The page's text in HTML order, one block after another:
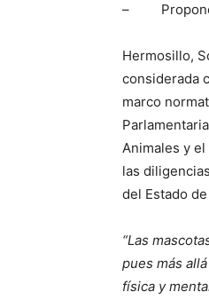
– Propone
Hermosillo,
considerada
marco
Animales y
las
del Estado
“Las
pues más
física y